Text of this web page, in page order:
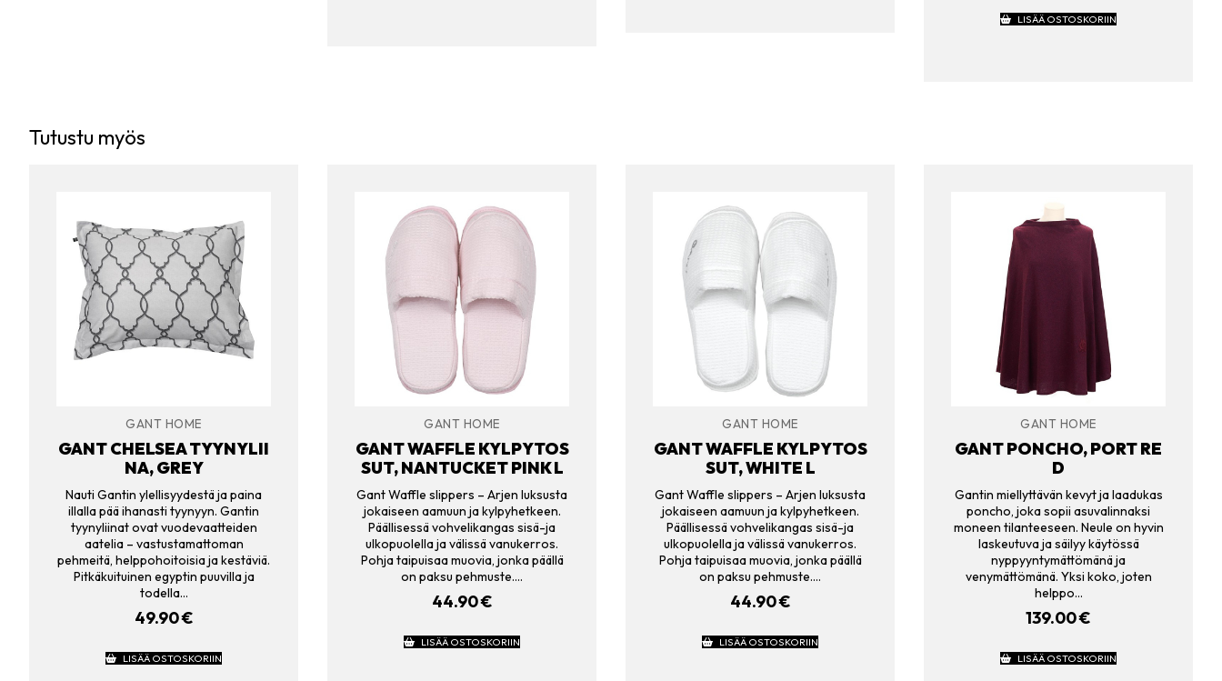
LISÄÄ OSTOSKORIIN
Tutustu myös
GANT HOME
GANT CHELSEA TYYNYLII
NA, GREY
Nauti Gantin ylellisyydestä ja paina
illalla pää ihanasti tyynyyn. Gantin
tyynyliinat ovat vuodevaatteiden
aatelia – vastustamattoman
pehmeitä, helppohoitoisia ja kestäviä.
Pitkäkuituinen egyptin puuvilla ja
todella…
49.90€
LISÄÄ OSTOSKORIIN
GANT HOME
GANT WAFFLE KYLPYTOS
SUT, NANTUCKET PINK L
Gant Waffle slippers – Arjen luksusta
jokaiseen aamuun ja kylpyhetkeen.
Päällisessä vohvelikangas sisä-ja
ulkopuolella ja välissä vanukerros.
Pohja taipuisaa muovia, jonka päällä
on paksu pehmuste.…
44.90€
LISÄÄ OSTOSKORIIN
GANT HOME
GANT WAFFLE KYLPYTOS
SUT, WHITE L
Gant Waffle slippers – Arjen luksusta
jokaiseen aamuun ja kylpyhetkeen.
Päällisessä vohvelikangas sisä-ja
ulkopuolella ja välissä vanukerros.
Pohja taipuisaa muovia, jonka päällä
on paksu pehmuste.…
44.90€
LISÄÄ OSTOSKORIIN
GANT HOME
GANT PONCHO, PORT RE
D
Gantin miellyttävän kevyt ja laadukas
poncho, joka sopii asuvalinnaksi
moneen tilanteeseen. Neule on hyvin
laskeutuva ja säilyy käytössä
nyppyyntymättömänä ja
venymättömänä. Yksi koko, joten
helppo…
139.00€
LISÄÄ OSTOSKORIIN